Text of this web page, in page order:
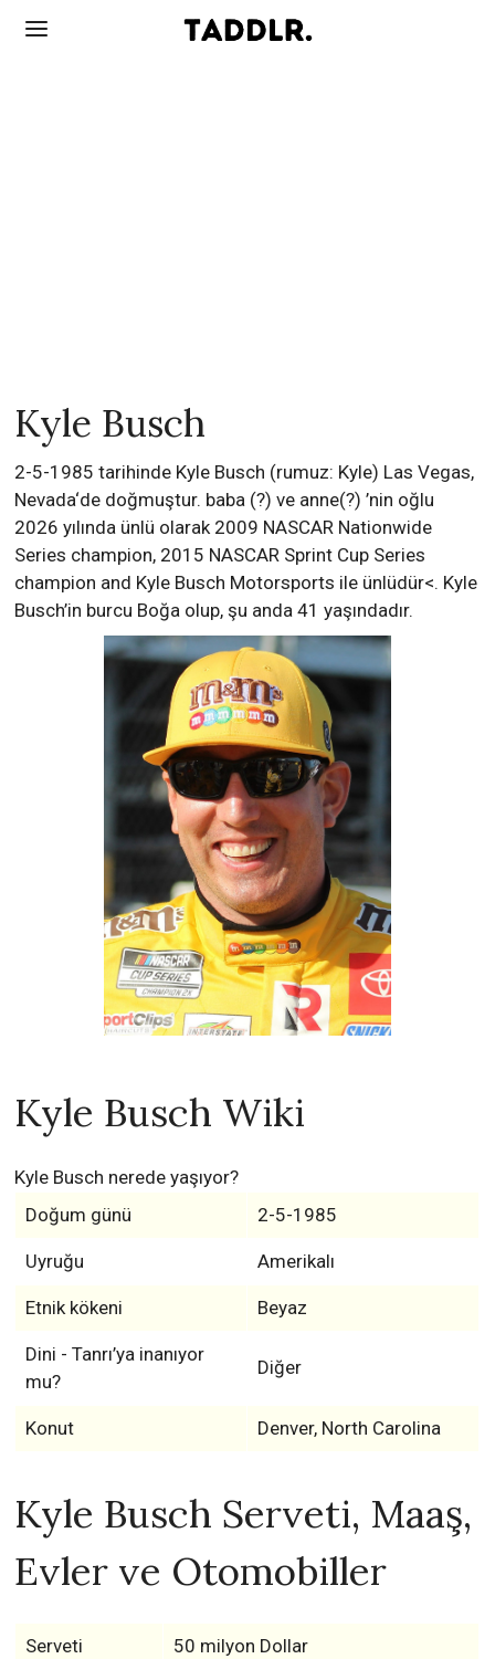
Kyle Busch
2-5-1985 tarihinde Kyle Busch (rumuz: Kyle) Las Vegas,
Nevada‘de doğmuştur. baba (?) ve anne(?) ’nin oğlu
2026 yılında ünlü olarak 2009 NASCAR Nationwide
Series champion, 2015 NASCAR Sprint Cup Series
champion and Kyle Busch Motorsports ile ünlüdür<. Kyle
Busch’in burcu Boğa olup, şu anda 41 yaşındadır.
Kyle Busch Wiki
Kyle Busch nerede yaşıyor?
Doğum günü
2-5-1985
Uyruğu Amerikalı
Etnik kökeni Beyaz
Dini - Tanrı’ya inanıyor
mu?
Diğer
Konut Denver, North Carolina
Kyle Busch Serveti, Maaş,
Evler ve Otomobiller
Serveti 50 milyon Dollar